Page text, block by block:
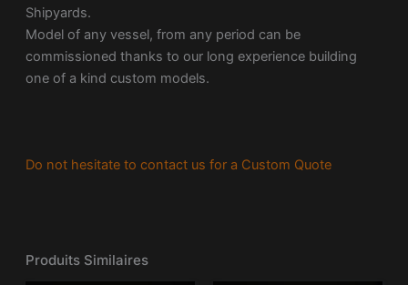
Shipyards.
Model of any vessel, from any period can be
commissioned thanks to our long experience building
one of a kind custom models.
Do not hesitate to contact us for a Custom Quote
Produits Similaires